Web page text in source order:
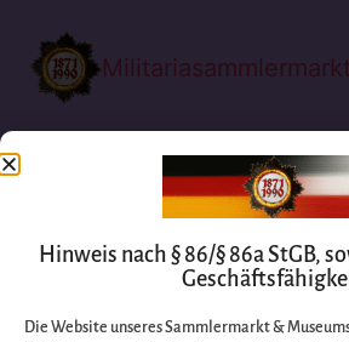
Militariasammlermarkt
Hinweis nach § 86/§ 86a StGB,
Die Website unseres Sammlermarkt &